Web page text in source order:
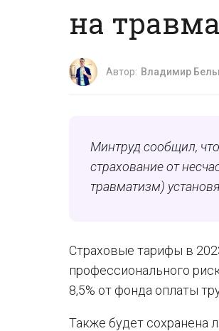
на
Автор: Владимир
Минтруд сообщил,
страхование от
травматизм)
Страховые тарифы в
профессионального
8,5% от фонда оплаты
Также будет сохранена